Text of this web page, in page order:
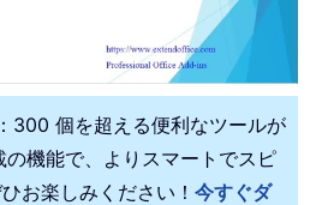
：300 個を超える便利なツールが
機能で、よりスマートでスピ
お楽しみください！ 今すぐダ